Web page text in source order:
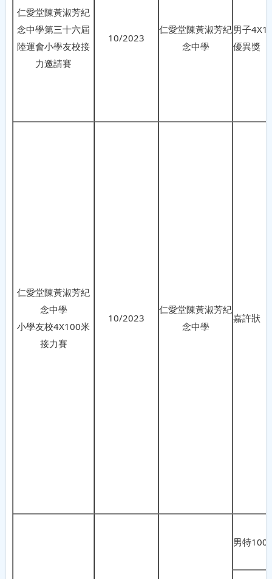
仁愛堂陳黃淑芳紀
念中學第三十六屆
陸運會小學友校接
力邀請賽
10/2023
仁愛堂陳黃淑芳紀
念中學
男子
優異獎
仁愛堂陳黃淑芳紀
念中學
小學友校4X100米
接力賽
10/2023
仁愛堂陳黃淑芳紀
念中學
嘉許狀
男特100